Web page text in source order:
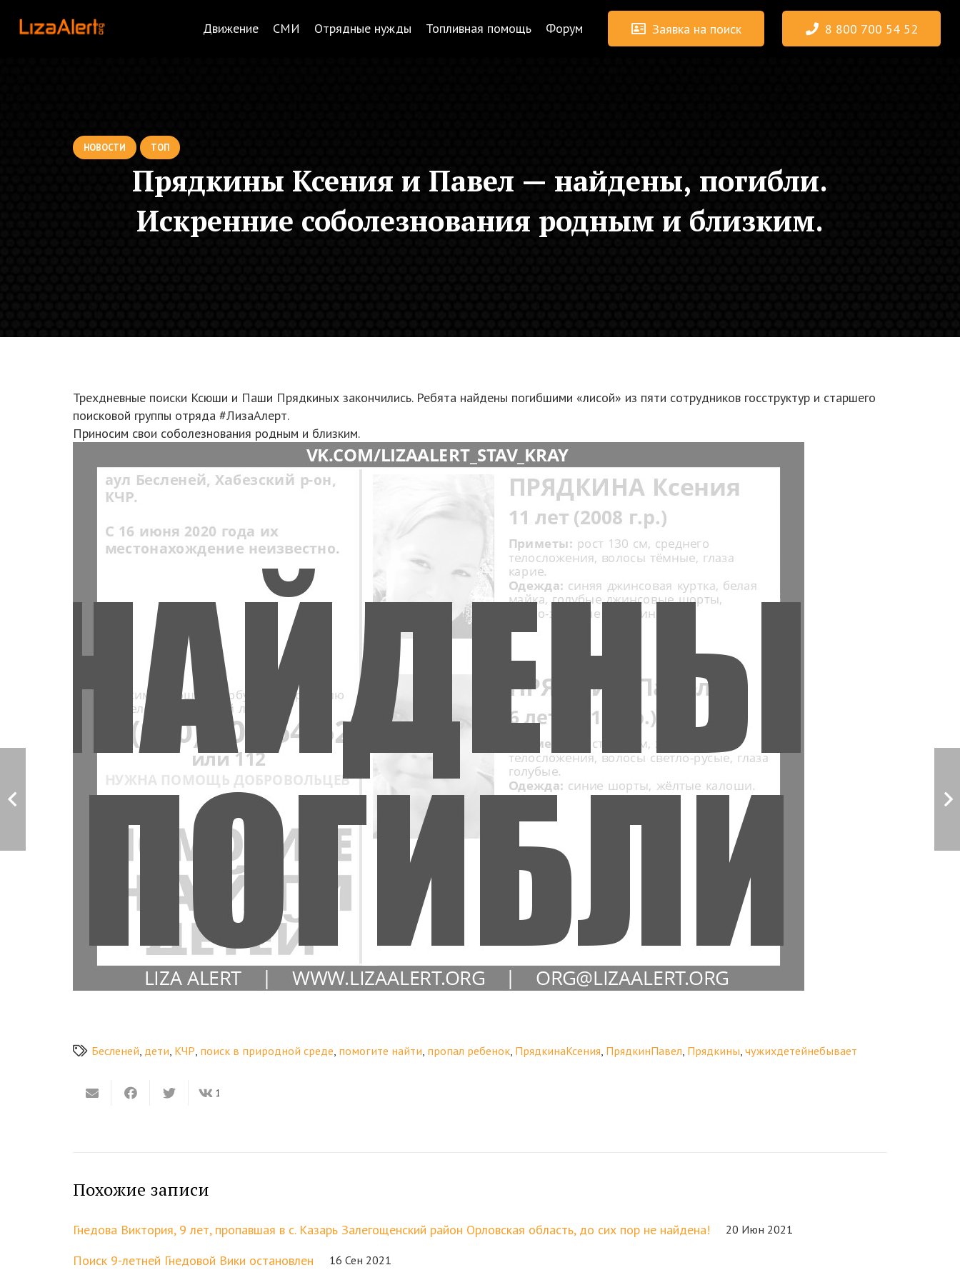
Движение СМИ Отрядные нужды Топливная помощь Форум Заявка на поиск 8 800 700 54 52
НОВОСТИ ТОП
Прядкины Ксения и Павел — найдены, погибли.
Искренние соболезнования родным и близким.
Трехдневные поиски Ксюши и Паши Прядкиных закончились. Ребята найдены погибшими «лисой» из пяти сотрудников госструктур и старшего
поисковой группы отряда #ЛизаАлерт.
Приносим свои соболезнования родным и близким.
Бесленей дети КЧР поиск в природной среде помогите найти пропал ребенок ПрядкинаКсения ПрядкинПавел Прядкины ,чужихдетейнебывает
1
Похожие записи
Гнедова Виктория, 9 лет, пропавшая в с. Казарь Залегощенский район Орловская область, до сих пор не найдена! 20 Июн 2021
Поиск 9-летней Гнедовой Вики остановлен 16 Сен 2021